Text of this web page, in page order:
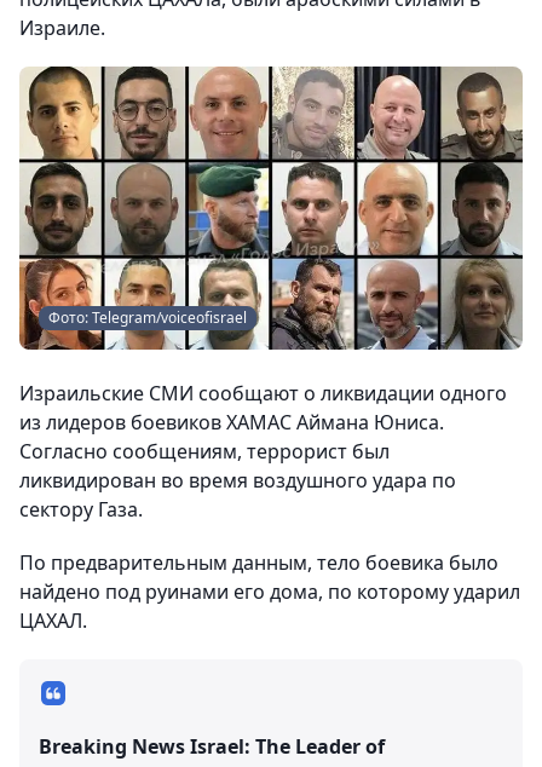
Израиле.
Фото: Telegram/voiceofisrael
Израильские СМИ сообщают о ликвидации одного
из лидеров боевиков ХАМАС Аймана Юниса.
Согласно сообщениям, террорист был
ликвидирован во время воздушного удара по
сектору Газа.
По предварительным данным, тело боевика было
найдено под руинами его дома, по которому ударил
ЦАХАЛ.
Breaking News Israel: The Leader of